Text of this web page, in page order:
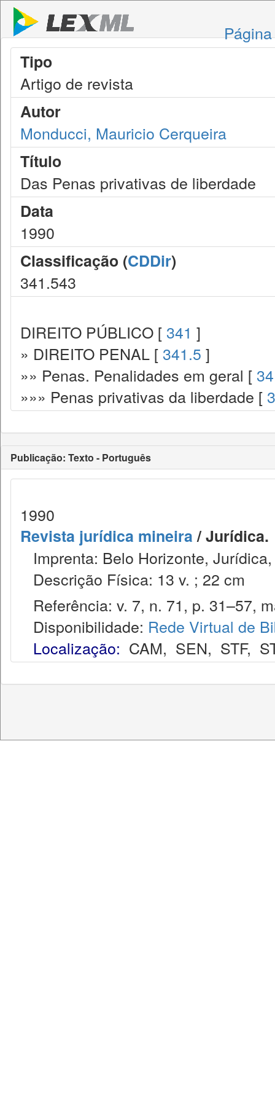
Tipo
Artigo de revista
Autor
Monducci, Mauricio Cerqueira
Título
Das Penas privativas de liberdade
Data
1990
Classificação (CDDir)
341.543
DIREITO PÚBLICO [ 341 ]
» DIREITO PENAL [ 341.5 ]
»» Penas. Penalidades em geral [
»»» Penas privativas da liberdade [
Publicação: Texto - Português
1990
Revista jurídica mineira/ Jurídica.
Imprenta: Belo Horizonte,
Descrição Física: 13 v. ; 22 cm
Referência: v. 7, n. 71, p. 31–57,
Disponibilidade: Rede Virtual de
Localização: CAM, SEN, STF,